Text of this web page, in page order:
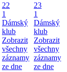
22
1
Dámský
klub
Zobrazit
všechny
záznamy
ze dne
23
1
Dámský
klub
Zobrazit
všechny
záznamy
ze dne